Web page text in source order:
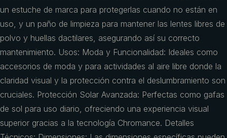
un estuche de marca para protegerlas cuando no están en
uso, y un paño de limpieza para mantener las lentes libres de
polvo y huellas dactilares, asegurando así su correcto
mantenimiento. Usos: Moda y Funcionalidad: Ideales como
accesorios de moda y para actividades al aire libre donde la
claridad visual y la protección contra el deslumbramiento son
cruciales. Protección Solar Avanzada: Perfectas como gafas
de sol para uso diario, ofreciendo una experiencia visual
superior gracias a la tecnología Chromance. Detalles